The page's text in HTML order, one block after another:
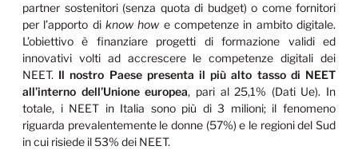
partner sostenitori (senza quota di budget) o come fornitori
per l’apporto di know how e competenze in ambito digitale.
L’obiettivo è finanziare progetti di formazione validi ed
innovativi volti ad accrescere le competenze digitali dei
NEET. Il nostro Paese presenta il più alto tasso di NEET
all’interno dell’Unione europea, pari al 25,1% (Dati Ue). In
totale, i NEET in Italia sono più di 3 milioni; il fenomeno
riguarda prevalentemente le donne (57%) e le regioni del Sud
in cui risiede il 53% dei NEET.